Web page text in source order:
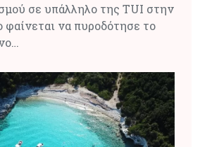
σε υπάλληλο της TUI στην
φαίνεται να πυροδότησε το